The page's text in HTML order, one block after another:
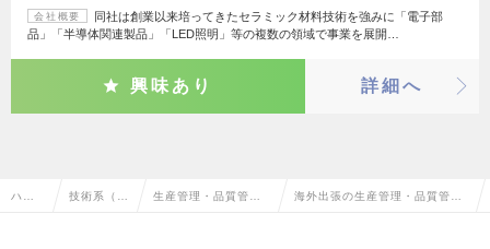
会社概要
同社は創業以来培ってきたセラミック材料技術を強みに「電子部
品」「半導体関連製品」「LED照明」等の複数の領域で事業を展開…
興味あり 詳細へ
ハイ 技術系（化 生産管理・品質管 海外出張の生産管理・品質管